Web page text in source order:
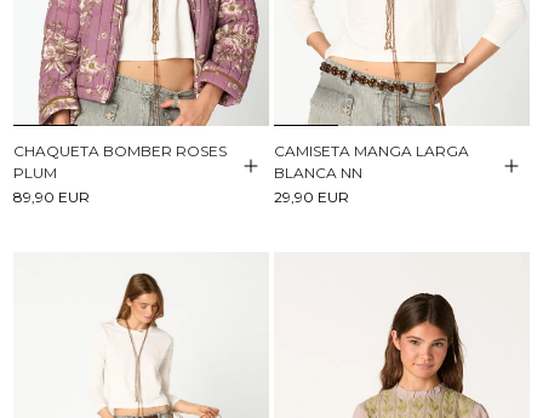
CHAQUETA BOMBER ROSES
PLUM
89,90 EUR
CAMISETA MANGA LARGA
BLANCA NN
29,90 EUR